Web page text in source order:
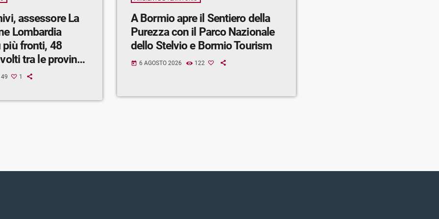
assessore La
Lombardia
più fronti, 48
tra le province
Milano e
49 1
A Bormio apre il Sentiero della
Purezza con il Parco Nazionale
dello Stelvio e Bormio Tourism
today 6 AGOSTO 2026 122